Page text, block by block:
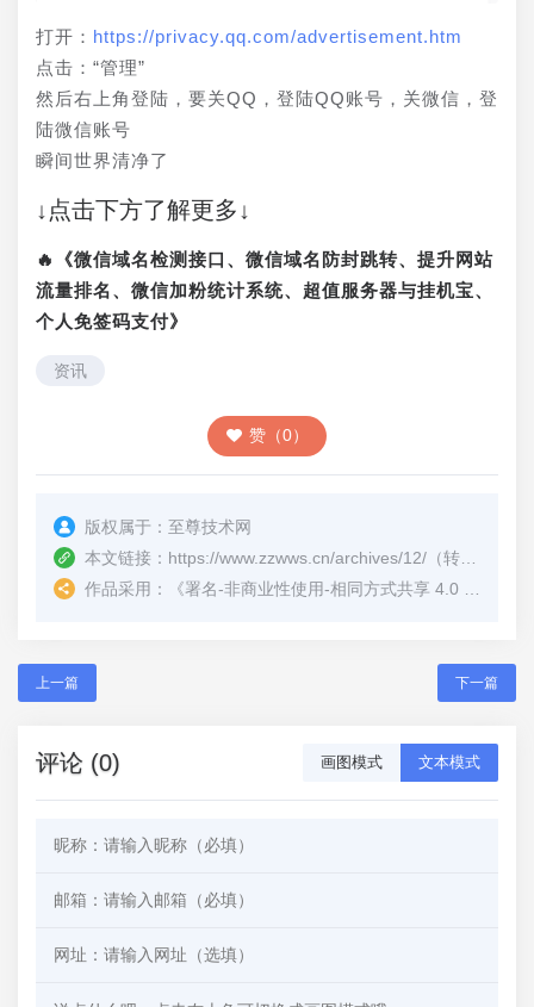
打开： https://privacy.qq.com/advertisement.htm
点击：“管理”
然后右上角登陆，要关QQ，登陆QQ账号，关微信，登
陆微信账号
瞬间世界清净了
↓点击下方了解更多↓
🔥《微信域名检测接口、微信域名防封跳转、提升网站
流量排名、微信加粉统计系统、超值服务器与挂机宝、
个人免签码支付》
资讯
赞（0）
版权属于： 至尊技术网
本文链接： https://www.zzwws.cn/archives/12/ （转载时请注明本文出处及文章链接）
作品采用：
《署名-非商业性使用-相同方式共享 4.0 国际 (CC BY-NC-SA 4.0)
上一篇 下一篇
评论 (0) 画图模式 文本模式